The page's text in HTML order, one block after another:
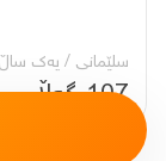
سلێمانی / یه‌ك ساڵ
107 گەڵا